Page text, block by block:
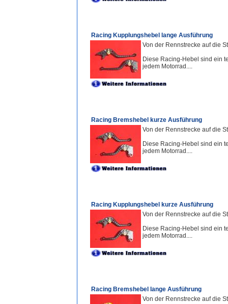
Racing Kupplungshebel lange Ausführung
Von der Rennstrecke auf die
Diese Racing-Hebel sind ein
jedem Motorrad....
Racing Bremshebel kurze Ausführung
Von der Rennstrecke auf die
Diese Racing-Hebel sind ein
jedem Motorrad....
Racing Kupplungshebel kurze Ausführung
Von der Rennstrecke auf die
Diese Racing-Hebel sind ein
jedem Motorrad....
Racing Bremshebel lange Ausführung
Von der Rennstrecke auf die